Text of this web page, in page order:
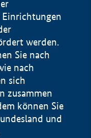
werden.
Sie nach
nach
sich
zusammen
können Sie
und